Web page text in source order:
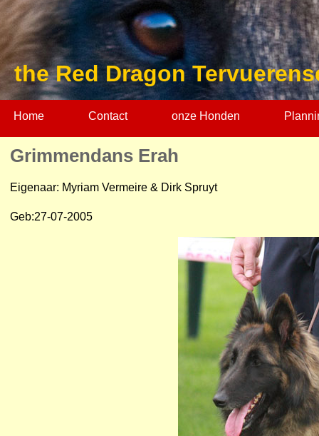
the Red Dragon
Home Contact onze Honden
Grimmendans Erah
Eigenaar: Myriam Vermeire & Dirk Spruyt
Geb:27-07-2005